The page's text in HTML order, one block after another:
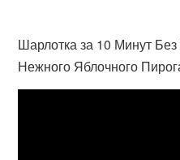
Шарлотка за 10 Минут
Нежного Яблочного